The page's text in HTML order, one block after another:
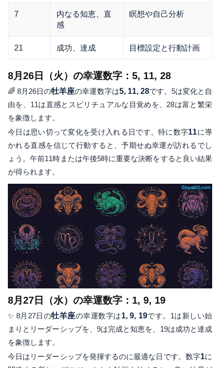
7
内なる知恵、直
感
瞑想や自己分析
21 成功、達成 目標設定と行動計画
8月26日（火）の幸運数字：5, 11, 28
🌈 8月26日の牡羊座の幸運数字は5, 11, 28です。5は変化と自
由を、11は直感とスピリチュアルな目覚めを、28は富と繁栄
を象徴します。
今日は思い切って変化を受け入れる日です。特に数字11に導
かれる直感を信じて行動すると、予期せぬ幸運が訪れるでし
ょう。午前11時または午後5時に重要な決断をすると良い結果
が得られます。
8月27日（水）の幸運数字：1, 9, 19
✨ 8月27日の牡羊座の幸運数字は1, 9, 19です。1は新しい始
まりとリーダーシップを、9は完成と知恵を、19は成功と達成
を象徴します。
今日はリーダーシップを発揮するのに最適な日です。数字1に